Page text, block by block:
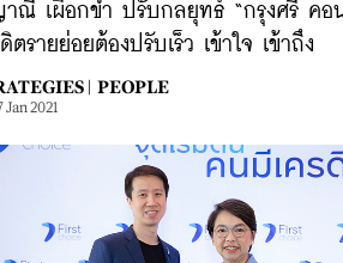
ณี เผือกขำ ปรับกลยุทธ์ “กรุงศรี คอน
ดิตรายย่อยต้องปรับเร็ว เข้าใจ เข้าถึง
| PEOPLE
Jan 2021